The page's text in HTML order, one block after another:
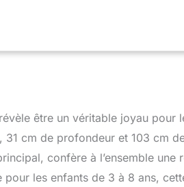
Haute Qualité : Fabriquée avec
qualité, garantissant une
enfant.
harmonieusement dans
accessoires argentés, transforme
et captivant, tels qu'une machine à
bois, deux casseroles, un évier
et des boutons mobiles.
généreuses, la cuisine offre
cm, sa largeur de 97,5 cm (avec
être un véritable joyau pour
cm de profondeur et 103 cm
confère à l’ensemble une
les enfants de 3 à 8 ans,